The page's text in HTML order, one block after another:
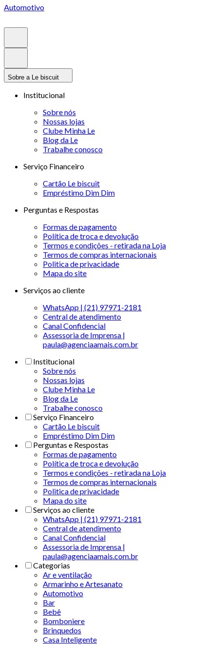
Automotivo
Sobre a Le biscuit
Institucional
Sobre nós
Nossas lojas
Clube Minha Le
Blog da Le
Trabalhe conosco
Serviço Financeiro
Cartão Le biscuit
Empréstimo Dim Dim
Perguntas e Respostas
Formas de pagamento
Política de troca e devolução
Termos e condições - retirada na Loja
Termos de compras internacionais
Politica de privacidade
Mapa do site
Serviços ao cliente
WhatsApp | (21) 97971-2181
Central de atendimento
Canal Confidencial
Assessoria de Imprensa |
paula@agenciaamais.com.br
Institucional
Sobre nós
Nossas lojas
Clube Minha Le
Blog da Le
Trabalhe conosco
Serviço Financeiro
Cartão Le biscuit
Empréstimo Dim Dim
Perguntas e Respostas
Formas de pagamento
Política de troca e devolução
Termos e condições - retirada na Loja
Termos de compras internacionais
Politica de privacidade
Mapa do site
Serviços ao cliente
WhatsApp | (21) 97971-2181
Central de atendimento
Canal Confidencial
Assessoria de Imprensa |
paula@agenciaamais.com.br
Categorias
Ar e ventilação
Armarinho e Artesanato
Automotivo
Bar
Bebê
Bomboniere
Brinquedos
Casa Inteligente